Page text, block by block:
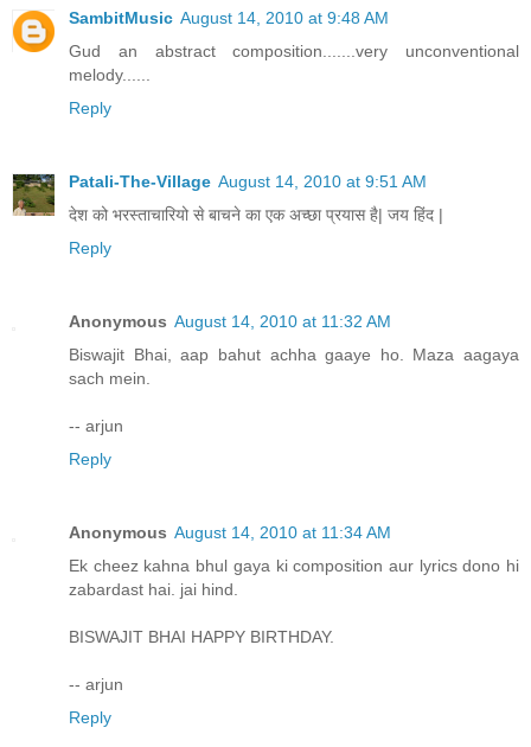
SambitMusic August 14, 2010 at 9:48 AM
Gud an abstract composition.......very unconventional
melody......
Reply
Patali-The-Village August 14, 2010 at 9:51 AM
देश को भरस्ताचारियो से बाचने का एक अच्छा प्रयास है| जय हिंद |
Reply
Anonymous August 14, 2010 at 11:32 AM
Biswajit Bhai, aap bahut achha gaaye ho. Maza aagaya
sach mein.
-- arjun
Reply
Anonymous August 14, 2010 at 11:34 AM
Ek cheez kahna bhul gaya ki composition aur lyrics dono hi
zabardast hai. jai hind.
BISWAJIT BHAI HAPPY BIRTHDAY.
-- arjun
Reply